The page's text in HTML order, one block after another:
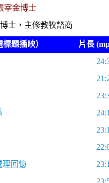
宰金博士
士，主修教牧諮商
題播映）
片長
理回憶